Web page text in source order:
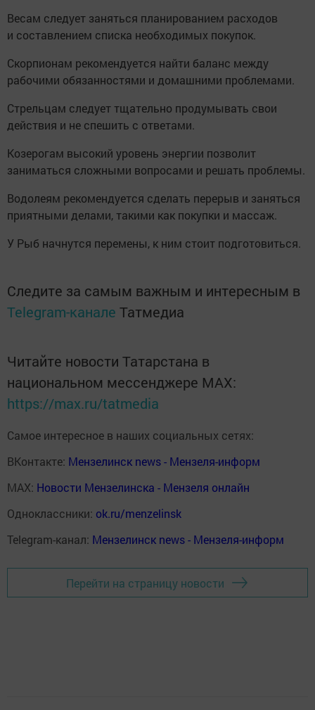
Весам следует заняться планированием расходов
и составлением списка необходимых покупок.
Скорпионам рекомендуется найти баланс между
рабочими обязанностями и домашними проблемами.
Стрельцам следует тщательно продумывать свои
действия и не спешить с ответами.
Козерогам высокий уровень энергии позволит
заниматься сложными вопросами и решать проблемы.
Водолеям рекомендуется сделать перерыв и заняться
приятными делами, такими как покупки и массаж.
У Рыб начнутся перемены, к ним стоит подготовиться.
Следите за самым важным и интересным в
Telegram-канале Татмедиа
Читайте новости Татарстана в
национальном мессенджере MАХ:
https://max.ru/tatmedia
Самое интересное в наших социальных сетях:
ВКонтакте: Мензелинск news - Мензеля-информ
MAX: Новости Мензелинска - Мензеля онлайн
Одноклассники: ok.ru/menzelinsk
Telegram-канал: Мензелинск news - Мензеля-информ
Перейти на страницу новости